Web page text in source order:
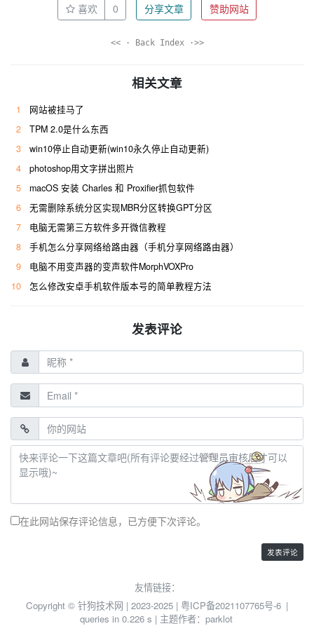
喜欢 0 分享文章 赞助网站
<< · Back Index ·>>
相关文章
1
网站被挂马了
2
TPM 2.0是什么东西
3
win10停止自动更新(win10永久停止自动更新)
4
photoshop用文字拼出照片
5
macOS 安装 Charles 和 Proxifier抓包软件
6
无需删除系统分区实现MBR分区转换GPT分区
7
电脑无需第三方软件多开微信教程
8
手机怎么分享网络给路由器（手机分享网络路由器）
9
电脑不用变声器的变声软件MorphVOXPro
10
怎么修改安卓手机软件版本号的简单教程方法
发表评论
在此网站保存评论信息，已方便下次评论。
友情链接：
Copyright © 针狗技术网 | 2023-2025 | 粤ICP备2021107765号-6 |
queries in 0.226 s | 主题作者： parklot